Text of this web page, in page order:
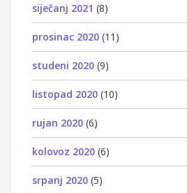
siječanj 2021 (8)
prosinac 2020 (11)
studeni 2020 (9)
listopad 2020 (10)
rujan 2020 (6)
kolovoz 2020 (6)
srpanj 2020 (5)